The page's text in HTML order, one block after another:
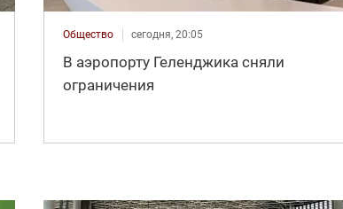
Общество сегодня, 20:05
В аэропорту Геленджика сняли
ограничения